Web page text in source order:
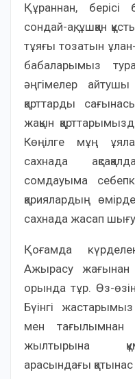
Құраннан, берісі
сондай-ақ, ұшқан
тұяғы тозатын
бабаларымыз
әңгімелер
қарттарды
жақын
Көңілге мұң
сахнада
сомдауыма
қариялардың
сахнада жасап
Қоғамда
Ажырасу жағынан
орында тұр. Өз-
Бүінгі
мен тағылымнан
жылтырына
арасындағы қатынас